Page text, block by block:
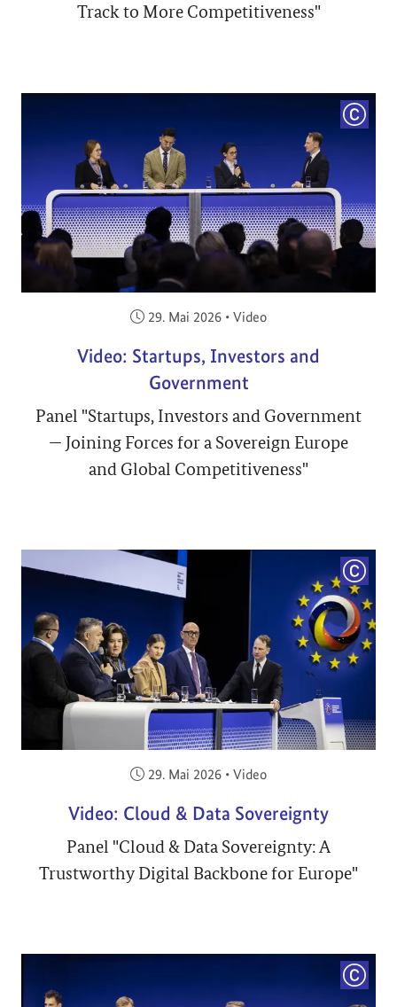
Track to More Competitiveness"
Veröffentlicht am:
29. Mai 2026 • Video
Video: Startups, Investors and
Government
Panel "Startups, Investors and Government
— Joining Forces for a Sovereign Europe
and Global Competitiveness"
Veröffentlicht am:
29. Mai 2026 • Video
Video: Cloud & Data Sovereignty
Panel "Cloud & Data Sovereignty: A
Trustworthy Digital Backbone for Europe"